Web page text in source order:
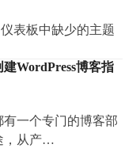
仪表板中缺少的主题
WordPress博客指
一个专门的博客部
，从产…